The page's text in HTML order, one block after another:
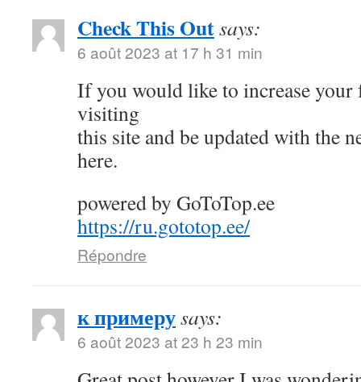
Check This Outsays:
6 août 2023 at 17 h 31 min
If you would like to increase
visiting
this site and be updated with the
here.
powered by GoToTop.ee
https://ru.gototop.ee/
Répondre
к примеруsays:
6 août 2023 at 23 h 23 min